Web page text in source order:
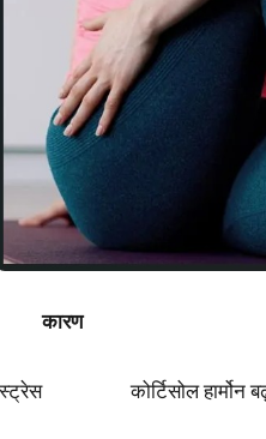
कारण
स्ट्रेस कोर्टिसोल